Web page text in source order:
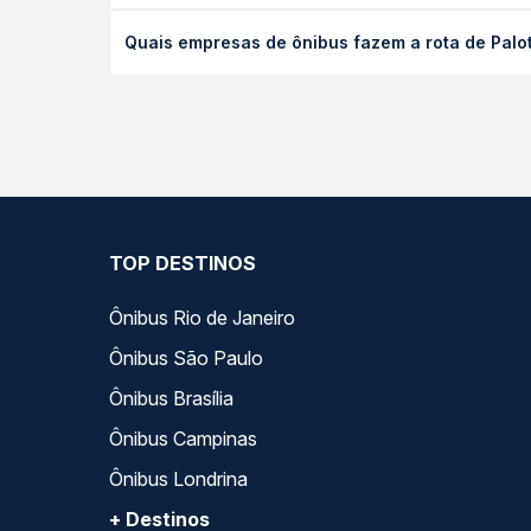
antecedência da compra. Na Quero Passagem
Quais empresas de ônibus fazem a rota de
TOP DESTINOS
Ônibus Rio de Janeiro
Ônibus São Paulo
Ônibus Brasília
Ônibus Campinas
Ônibus Londrina
+ Destinos